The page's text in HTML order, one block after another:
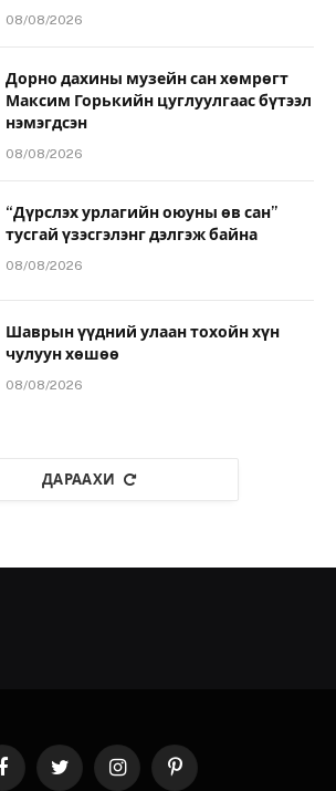
08/08/2026
Дорно дахины музейн сан хөмрөгт
Максим Горькийн цуглуулгаас бүтээл
нэмэгдсэн
08/08/2026
“Дүрслэх урлагийн оюуны өв сан”
тусгай үзэсгэлэнг дэлгэж байна
08/08/2026
Шаврын үүдний улаан тохойн хүн
чулуун хөшөө
08/08/2026
ДАРААХИ
FacebookTwitter InstagramPinterest